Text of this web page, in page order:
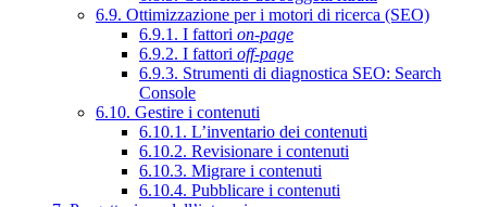
6.9. Ottimizzazione per i motori di ricerca (SEO)
6.9.1. I fattori on-page
6.9.2. I fattori off-page
6.9.3. Strumenti di diagnostica SEO: Search
Console
6.10. Gestire i contenuti
6.10.1. L’inventario dei contenuti
6.10.2. Revisionare i contenuti
6.10.3. Migrare i contenuti
6.10.4. Pubblicare i contenuti